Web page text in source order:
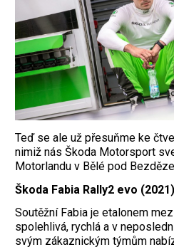
Teď se ale už přesuňme ke
nimiž nás Škoda Motorsport
Motorlandu v Bělé pod
Škoda Fabia Rally2 evo (2021)
Soutěžní Fabia je etalonem
spolehlivá, rychlá a v
svým zákaznickým týmům